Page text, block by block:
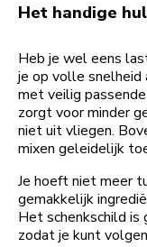
Het handige
Heb je wel eens
je op volle snelheid
met veilig
zorgt voor minder
niet uit vliegen.
mixen geleidelijk
Je hoeft niet meer
gemakkelijk
Het schenkschild
zodat je kunt